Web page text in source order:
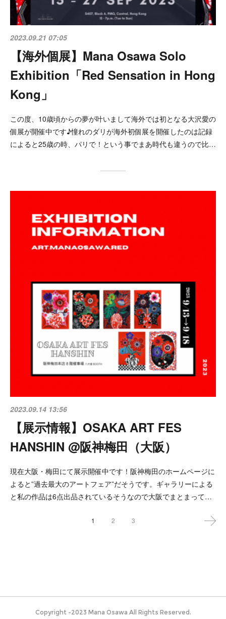
2023.09.21 07:05
【海外個展】Mana Osawa Solo
Exhibition「Red Sensation in Hong
Kong」
この度、10歳頃からの夢が叶いまして海外では初となる大沢愛の
個展が開催中です♪憧れのダリが海外初個展を開催したのは記録
によると25歳の時、パリで！という事でまあ時代も違うので比…
2023.09.14 13:56
【展示情報】OSAKA ART FES
HANSHIN @阪神梅田（大阪）
現在大阪・梅田にて展示開催中です！阪神梅田のホームページに
よると”過去最大のアートフェア”だそうです。ギャラリーによる
と私の作品は6点出品されているそうなので大阪でまとまって…
1 2 3
Copyright -2023 Mana Osawa All Rights Reserved.